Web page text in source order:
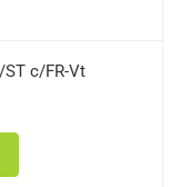
ST c/FR-Vt